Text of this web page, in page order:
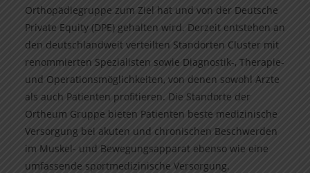
Orthopädiegruppe zum Ziel hat und von der Deutsche
Private Equity (DPE) gehalten wird. Derzeit entstehen an
den deutschlandweit verteilten Standorten Cluster mit
renommierten Spezialisten sowie Diagnostik-, Therapie-
und Operationsmöglichkeiten, von denen sowohl Ärzte
als auch Patienten profitieren. Die Standorte der
Ortheum Gruppe bieten Patienten beste medizinische
Versorgung bei akuten und chronischen Beschwerden
im Muskel- und Bewegungsapparat ebenso wie eine
umfassende sportmedizinische Versorgung.